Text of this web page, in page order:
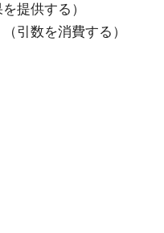
提供する）
引数を消費する）